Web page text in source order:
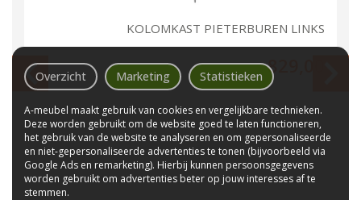
KOLOMKAST PIETERBUREN LINKS
829,00
Overzicht Marketing Statistieken
A-meubel maakt gebruik van cookies en vergelijkbare technieken.
Deze worden gebruikt om de website goed te laten functioneren,
het gebruik van de website te analyseren en om gepersonaliseerde
en niet-gepersonaliseerde advertenties te tonen (bijvoorbeeld via
Google Ads en remarketing). Hierbij kunnen persoonsgegevens
worden gebruikt om advertenties beter op jouw interesses af te
stemmen.